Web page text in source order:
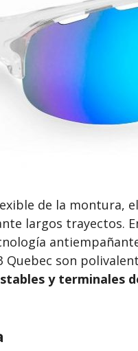
de la montura,
largos trayectos.
Quebec son
y terminales